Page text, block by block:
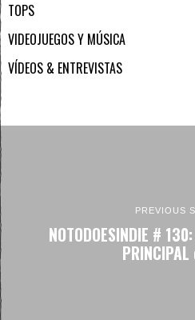
TOPS
VIDEOJUEGOS Y MÚSICA
VÍDEOS & ENTREVISTAS
PREVIOUS
NOTODOESINDIE #
PRINCIPAL